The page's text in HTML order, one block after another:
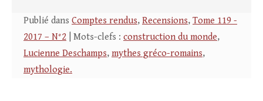
Publié dans Comptes rendus, Recensions, Tome 119 -
2017 – N°2 | Mots-clefs : construction du monde,
Lucienne Deschamps, mythes gréco-romains,
mythologie.